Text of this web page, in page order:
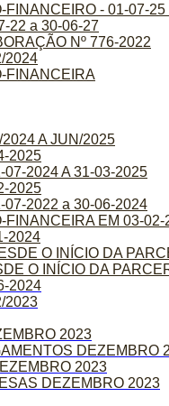
- 01-07-25
22 a 30-06-27
Nº 776-2022
2024
FINANCEIRA
A JUN/2025
2025
2024 A 31-03-2025
2025
2022 a 30-06-2024
FINANCEIRA EM 03-02-
2024
O INÍCIO DA
O INÍCIO DA
2024
2023
2023
DEZEMBRO
2023
DEZEMBRO 2023